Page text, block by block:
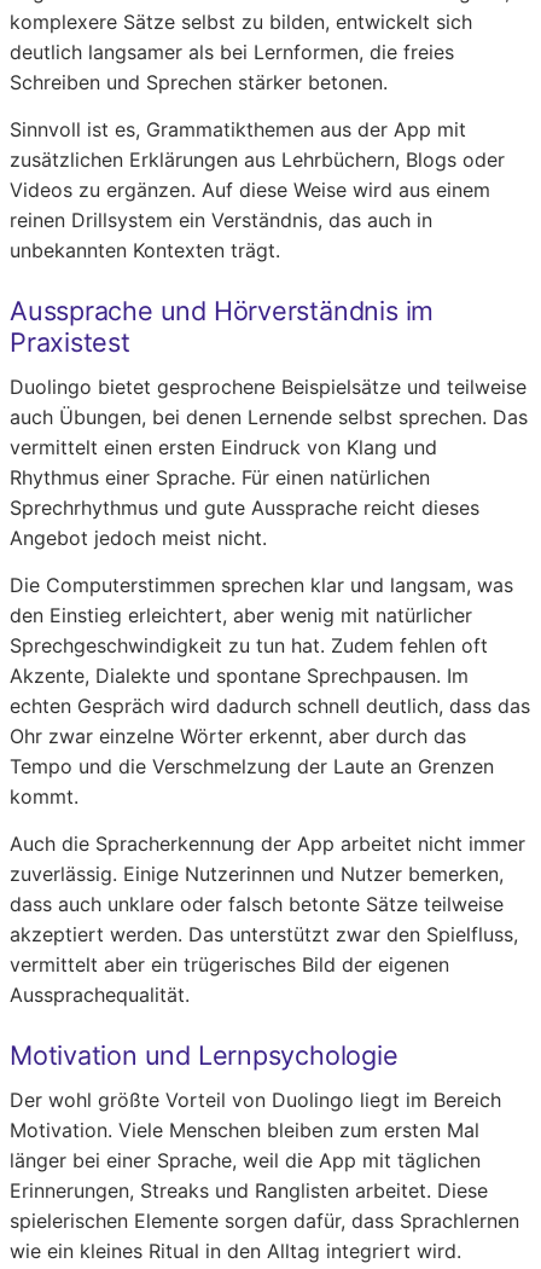
komplexere Sätze selbst zu bilden, entwickelt sich
deutlich langsamer als bei Lernformen, die freies
Schreiben und Sprechen stärker betonen.
Sinnvoll ist es, Grammatikthemen aus der App mit
zusätzlichen Erklärungen aus Lehrbüchern, Blogs oder
Videos zu ergänzen. Auf diese Weise wird aus einem
reinen Drillsystem ein Verständnis, das auch in
unbekannten Kontexten trägt.
Aussprache und Hörverständnis im
Praxistest
Duolingo bietet gesprochene Beispielsätze und teilweise
auch Übungen, bei denen Lernende selbst sprechen. Das
vermittelt einen ersten Eindruck von Klang und
Rhythmus einer Sprache. Für einen natürlichen
Sprechrhythmus und gute Aussprache reicht dieses
Angebot jedoch meist nicht.
Die Computerstimmen sprechen klar und langsam, was
den Einstieg erleichtert, aber wenig mit natürlicher
Sprechgeschwindigkeit zu tun hat. Zudem fehlen oft
Akzente, Dialekte und spontane Sprechpausen. Im
echten Gespräch wird dadurch schnell deutlich, dass das
Ohr zwar einzelne Wörter erkennt, aber durch das
Tempo und die Verschmelzung der Laute an Grenzen
kommt.
Auch die Spracherkennung der App arbeitet nicht immer
zuverlässig. Einige Nutzerinnen und Nutzer bemerken,
dass auch unklare oder falsch betonte Sätze teilweise
akzeptiert werden. Das unterstützt zwar den Spielfluss,
vermittelt aber ein trügerisches Bild der eigenen
Aussprachequalität.
Motivation und Lernpsychologie
Der wohl größte Vorteil von Duolingo liegt im Bereich
Motivation. Viele Menschen bleiben zum ersten Mal
länger bei einer Sprache, weil die App mit täglichen
Erinnerungen, Streaks und Ranglisten arbeitet. Diese
spielerischen Elemente sorgen dafür, dass Sprachlernen
wie ein kleines Ritual in den Alltag integriert wird.